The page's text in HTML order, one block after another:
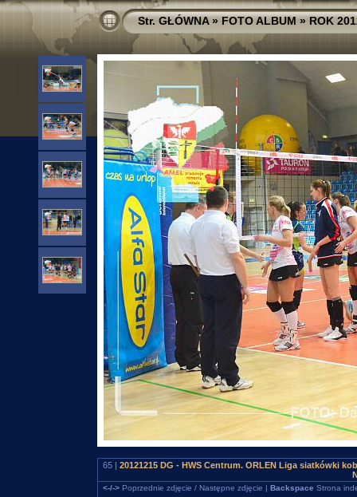
Str. GŁÓWNA»FOTO ALBUM»ROK
65 | 20121215 DG - HWS Centrum. ORLEN Liga siatkówki
<-/->Poprzednie zdjęcie / Następne zdjęcie | Backspace Strona